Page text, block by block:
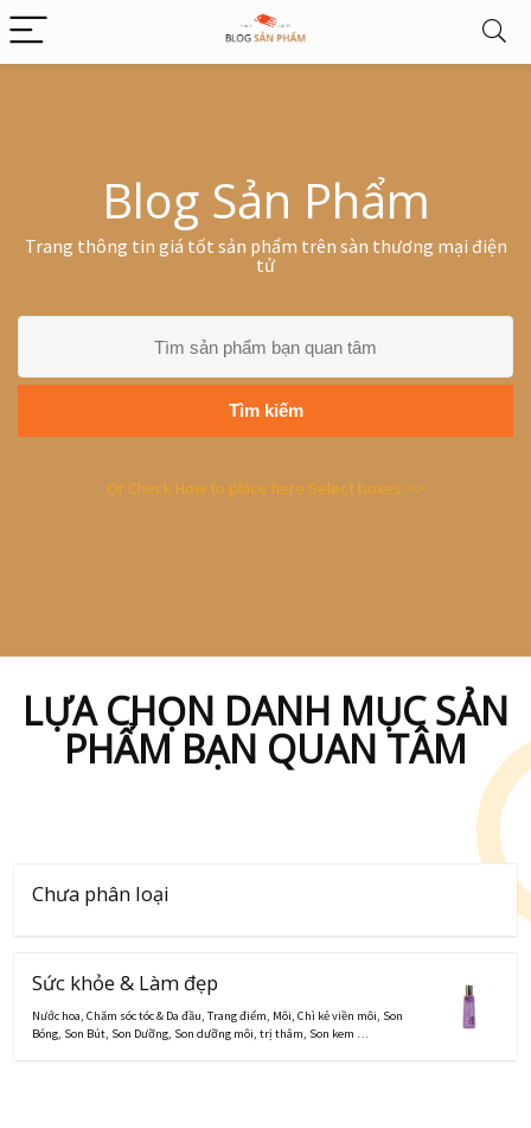
Blog Sản Phẩm
Trang thông tin giá tốt sản phẩm trên sàn thương mại điện
tử
Tìm kiếm
Or Check How to place here Select boxes >>
LỰA CHỌN DANH MỤC SẢN
PHẨM BẠN QUAN TÂM
Chưa phân loại
Sức khỏe & Làm đẹp
Nước hoa, Chăm sóc tóc & Da đầu, Trang điểm, Môi, Chì kẻ viền môi, Son
Bóng, Son Bút, Son Dưỡng, Son dưỡng môi, trị thâm, Son kem …